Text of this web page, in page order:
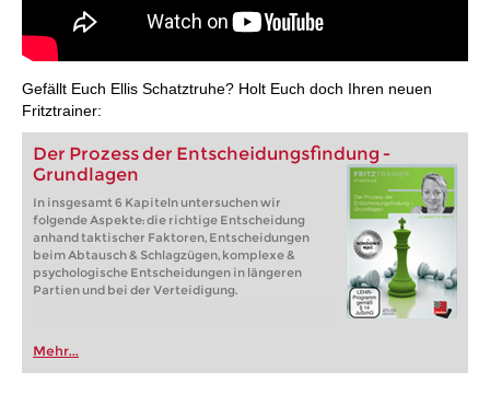
Gefällt Euch Ellis Schatztruhe? Holt Euch doch Ihren neuen
Fritztrainer:
Der Prozess der Entscheidungsfindung -
Grundlagen
In insgesamt 6 Kapiteln untersuchen wir
folgende Aspekte: die richtige Entscheidung
anhand taktischer Faktoren, Entscheidungen
beim Abtausch & Schlagzügen, komplexe &
psychologische Entscheidungen in längeren
Partien und bei der Verteidigung.
Mehr...